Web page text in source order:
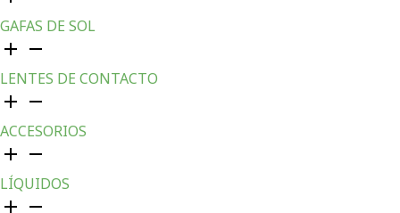
GAFAS DE SOL
LENTES DE CONTACTO
ACCESORIOS
LÍQUIDOS